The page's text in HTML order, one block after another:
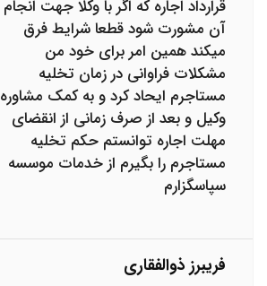
قرارداد اجاره که اگر با وکلا جهت انجام
آن مشورت شود قطعا شرایط فرق
میکند همین امر برای خود من
مشکلات فراوانی در زمان تخلیه
مستاجرم ایحاد کرد و به کمک مشاوره
وکیل و بعد از صرف زمانی از انقضای
مهلت اجاره توانستم حکم تخلیه
مستاجرم را بگیرم از خدمات موسسه
سپاسگزارم
فریبرز ذوالفقاری